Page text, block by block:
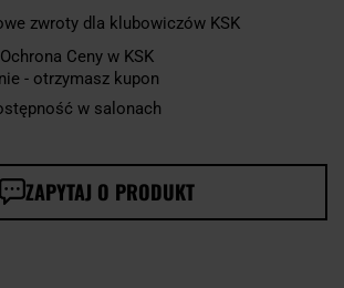
zwroty dla klubowiczów KSK
Ceny w KSK
- otrzymasz kupon
w salonach
ZAPYTAJ O PRODUKT